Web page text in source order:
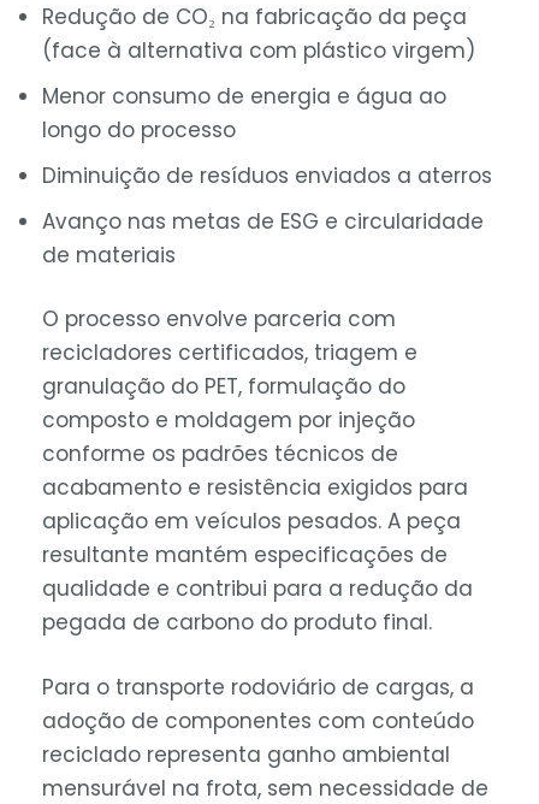
Redução de CO₂ na fabricação da peça
(face à alternativa com plástico virgem)
Menor consumo de energia e água ao
longo do processo
Diminuição de resíduos enviados a aterros
Avanço nas metas de ESG e circularidade
de materiais
O processo envolve parceria com
recicladores certificados, triagem e
granulação do PET, formulação do
composto e moldagem por injeção
conforme os padrões técnicos de
acabamento e resistência exigidos para
aplicação em veículos pesados. A peça
resultante mantém especificações de
qualidade e contribui para a redução da
pegada de carbono do produto final.
Para o transporte rodoviário de cargas, a
adoção de componentes com conteúdo
reciclado representa ganho ambiental
mensurável na frota, sem necessidade de